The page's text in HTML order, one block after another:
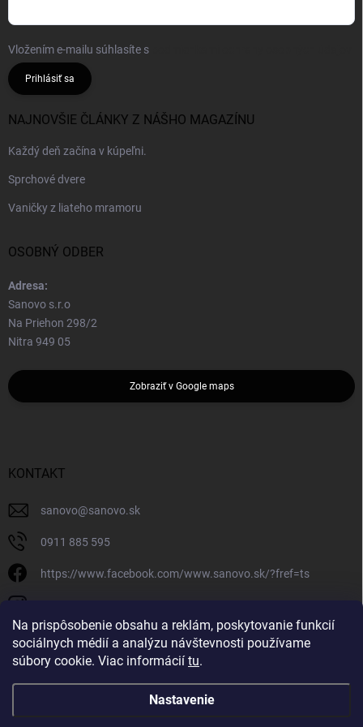
Na prispôsobenie obsahu a reklám, poskytovanie funkcií
sociálnych médií a analýzu návštevnosti používame
súbory cookie. Viac informácií tu.
Nastavenie
Vložením e-mailu súhlasíte s
Prihlásiť sa
NAJNOVŠIE ČLÁNKY Z NÁŠHO MAGAZÍNU
Každý deň začína v kúpeľni.
Sprchové dvere
Vaničky z liateho mramoru
OSOBNÝ ODBER
Adresa:
Sanovo s.r.o
Na Priehon 298/2
Nitra 949 05
Zobraziť v Google maps
KONTAKT
sanovo@sanovo.sk
0911 885 595
https://www.facebook.com/www.sanovo.sk/?fref=ts